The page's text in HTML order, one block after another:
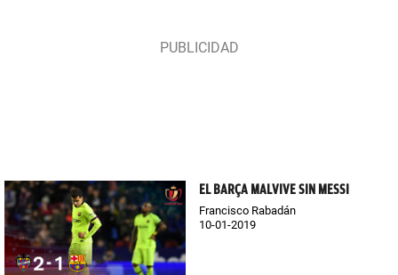
EL BARÇA MALVIVE SIN MESSI
Francisco Rabadán
10-01-2019